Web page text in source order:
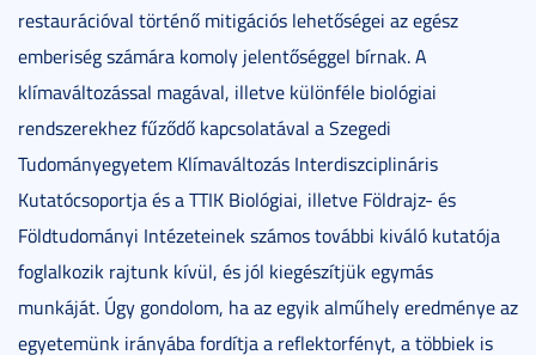
restaurációval történő mitigációs lehetőségei az egész
emberiség számára komoly jelentőséggel bírnak. A
klímaváltozással magával, illetve különféle biológiai
rendszerekhez fűződő kapcsolatával a Szegedi
Tudományegyetem Klímaváltozás Interdiszciplináris
Kutatócsoportja és a TTIK Biológiai, illetve Földrajz- és
Földtudományi Intézeteinek számos további kiváló kutatója
foglalkozik rajtunk kívül, és jól kiegészítjük egymás
munkáját. Úgy gondolom, ha az egyik alműhely eredménye az
egyetemünk irányába fordítja a reflektorfényt, a többiek is